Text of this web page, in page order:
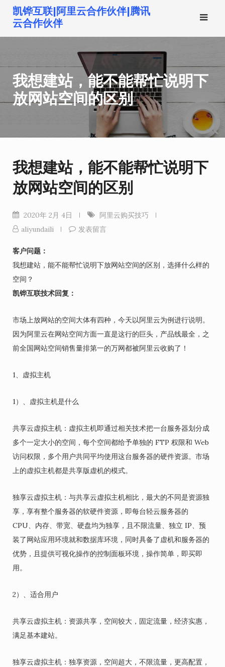
到
凯铧互联|阿里云合作伙伴|腾讯
云合作伙伴
我想建站，能不能帮忙说明下
放网站空间的区别
我想建站，能不能帮忙说明下
放网站空间的区别
2020年 2月 4日
阿里云购买技巧
aliyundaili
发表留言
客户问题：
我想建站，能不能帮忙说明下放网站空间的区别，选择什么样的
空间？
凯铧互联技术回复：
市场上放网站的空间大体有四种，今天以阿里云为例进行说明。
因为阿里云在网站空间方面一直是这行的巨头，产品线最全，之
前全国网站空间销售量排第一的万网都被阿里云收购了！
1、虚拟主机
1）、虚拟主机是什么
共享云虚拟主机：虚拟主机即通过相关技术把一台服务器划分成
多个一定大小的空间，每个空间都给予单独的 FTP 权限和 Web
访问权限，多个用户共同平均使用这台服务器的硬件资源。市场
上的虚拟主机都是共享版虚机的模式。
独享云虚拟主机：与共享云虚拟主机相比，最大的不同是资源独
享，享有整个服务器的软硬件资源，即每台轻云服务器的
CPU、内存、带宽、硬盘均为独享，且不限流量、独立 IP、预
装了网站应用环境就和数据库环境，同时具备了虚机和服务器的
优势，且提供可视化操作的控制面板环境，操作简单，即买即
用。
2）、适合用户
共享云虚拟主机：资源共享，空间较大，固定流量，经济实惠，
满足基本建站。
独享云虚拟主机：独享资源，空间超大，不限流量，更高配置，